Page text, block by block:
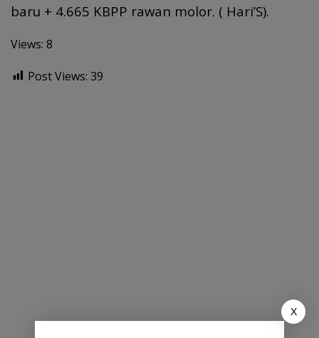
baru + 4.665 KBPP rawan molor. ( Hari’S).
Views: 8
Post Views: 39
X